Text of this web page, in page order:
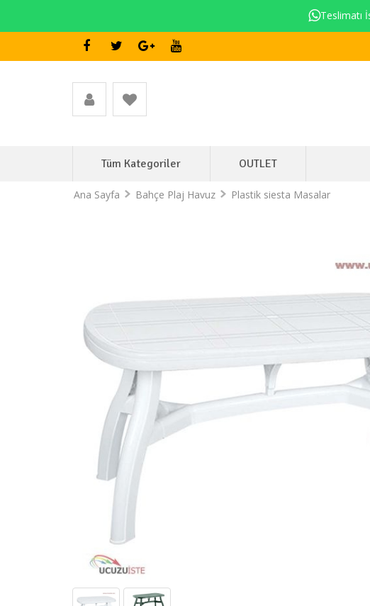
Teslimatı
Tüm Kategoriler OUTLET
Ana Sayfa Bahçe Plaj Havuz Plastik siesta Masalar